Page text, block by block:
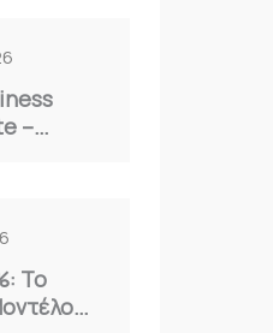
–
Το